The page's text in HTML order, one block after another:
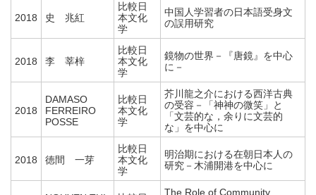
2018 史 兆紅
比較日
本文化
学
中国人学習者の日本語受身文
の誤用研究
2018 李 莘梓
比較日
本文化
学
鏡物の世界－『唐鏡』を中心
に－
2018
DAMASO
FERREIRO
POSSE
比較日
本文化
学
芥川龍之介における西洋古典
の受容－「神神の微笑」と
「文芸的な，余りに文芸的
な」を中心に
2018 徳間 一芽
比較日
本文化
学
明治期における在朝日本人の
研究－木浦開港を中心に
The Role of Community